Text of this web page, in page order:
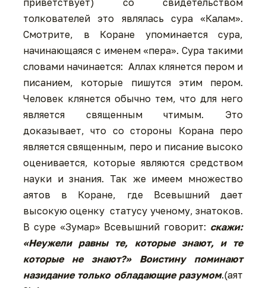
толкователей это являлась сура «Калам».
Смотрите, в Коране упоминается сура,
начинающаяся с именем «пера». Сура такими
словами начинается: Аллах клянется пером и
писанием, которые пишутся этим пером.
Человек клянется обычно тем, что для него
является священным чтимым. Это
доказывает, что со стороны Корана перо
является священным, перо и писание высоко
оценивается, которые являются средством
науки и знания. Так же имеем множество
аятов в Коране, где Всевышний дает
высокую оценку статусу ученому, знатоков.
В суре «Зумар» Всевышний говорит: скажи:
«Неужели равны те, которые знают, и те
которые не знают?» Воистину поминают
назидание только обладающие разумом.(аят